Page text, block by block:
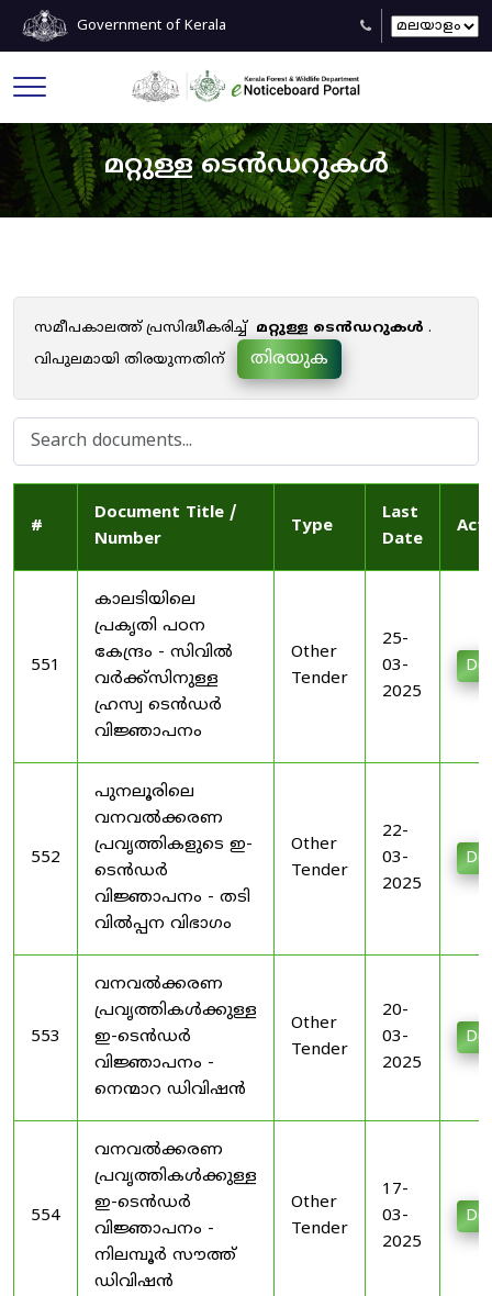
Government of Kerala
മറ്റുള്ള ടെൻഡറുകൾ
സമീപകാലത്ത് പ്രസിദ്ധീകരിച്ച് മറ്റുള്ള ടെൻഡറുകൾ .
വിപുലമായി തിരയുന്നതിന്
തിരയുക
#
Document Title /
Number
Type
Last
Date
551
കാലടിയിലെ
പ്രകൃതി പഠന
കേന്ദ്രം - സിവിൽ
വർക്ക്സിനുള്ള
ഹ്രസ്വ ടെൻഡർ
വിജ്ഞാപനം
Other
Tender
25-
03-
2025
552
പുനലൂരിലെ
വനവൽക്കരണ
പ്രവൃത്തികളുടെ ഇ-
ടെൻഡർ
വിജ്ഞാപനം - തടി
വിൽപ്പന വിഭാഗം
Other
Tender
22-
03-
2025
553
വനവൽക്കരണ
പ്രവൃത്തികൾക്കുള്ള
ഇ-ടെൻഡർ
വിജ്ഞാപനം -
നെന്മാറ ഡിവിഷൻ
Other
Tender
20-
03-
2025
554
വനവൽക്കരണ
പ്രവൃത്തികൾക്കുള്ള
ഇ-ടെൻഡർ
വിജ്ഞാപനം -
നിലമ്പൂർ സൗത്ത്
ഡിവിഷൻ
Other
Tender
17-
03-
2025